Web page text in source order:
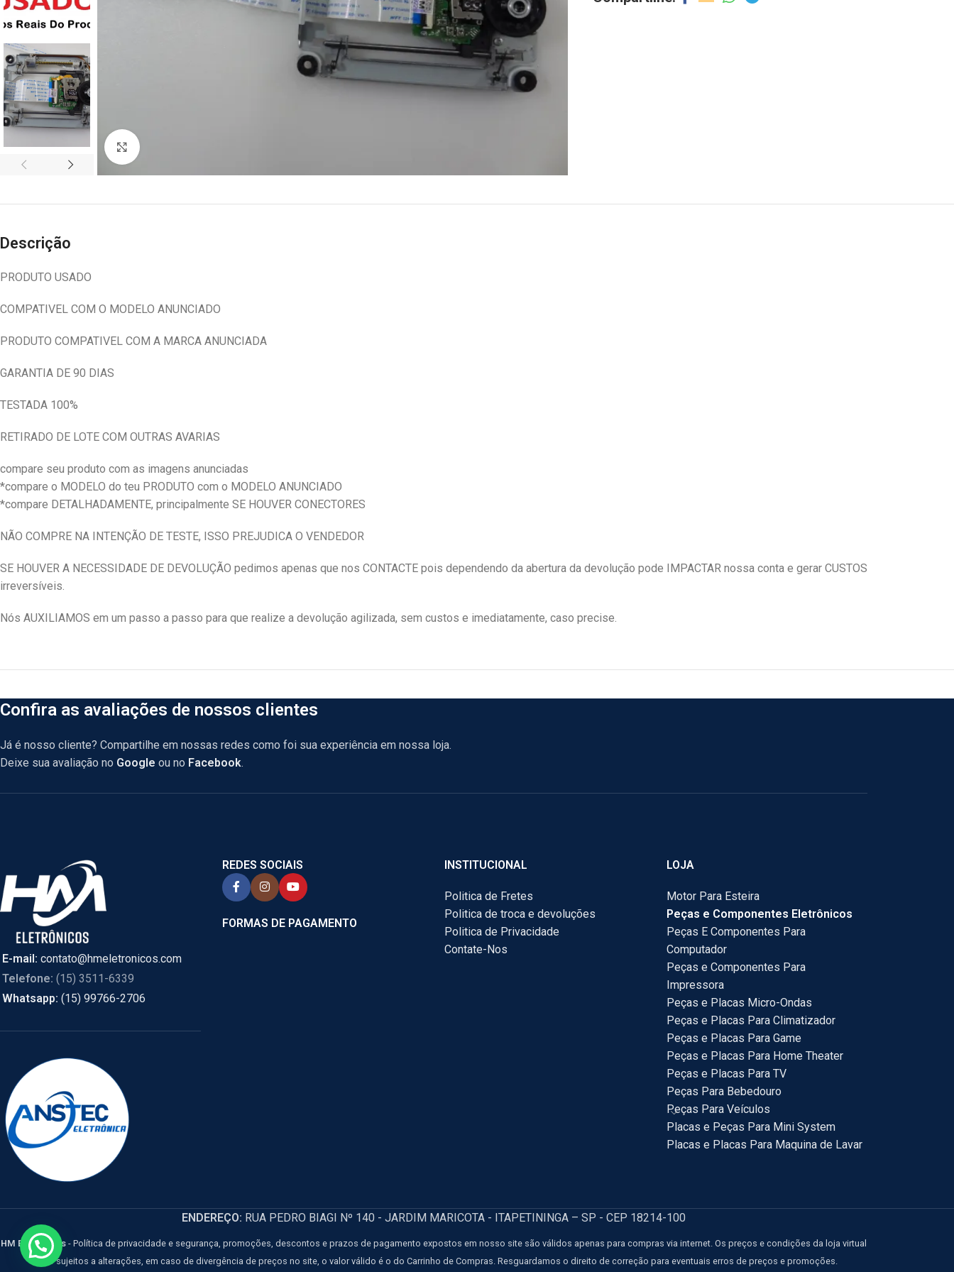
Descrição
PRODUTO USADO
COMPATIVEL COM O MODELO ANUNCIADO
PRODUTO COMPATIVEL COM A MARCA ANUNCIADA
GARANTIA DE 90 DIAS
TESTADA 100%
RETIRADO DE LOTE COM OUTRAS AVARIAS
compare seu produto com as imagens anunciadas
*compare o MODELO do teu PRODUTO com o MODELO ANUNCIADO
*compare DETALHADAMENTE, principalmente SE HOUVER CONECTORES
NÃO COMPRE NA INTENÇÃO DE TESTE, ISSO PREJUDICA O VENDEDOR
SE HOUVER A NECESSIDADE DE DEVOLUÇÃO pedimos apenas que nos CONTACTE pois dependendo da abertura da devolução pode IMPACTAR nossa conta e gerar CUSTOS
irreversíveis.
Nós AUXILIAMOS em um passo a passo para que realize a devolução agilizada, sem custos e imediatamente, caso precise.
Confira as avaliações de nossos clientes
Já é nosso cliente? Compartilhe em nossas redes como foi sua experiência em nossa loja.
Deixe sua avaliação no Google ou no Facebook.
E-mail: contato@hmeletronicos.com
Telefone: (15) 3511-6339
Whatsapp: (15) 99766-2706
REDES SOCIAIS
FORMAS DE PAGAMENTO
INSTITUCIONAL
Politica de Fretes
Politica de troca e devoluções
Politica de Privacidade
Contate-Nos
LOJA
Motor Para Esteira
Peças e Componentes Eletrônicos
Peças E Componentes Para
Computador
Peças e Componentes Para
Impressora
Peças e Placas Micro-Ondas
Peças e Placas Para Climatizador
Peças e Placas Para Game
Peças e Placas Para Home Theater
Peças e Placas Para TV
Peças Para Bebedouro
Peças Para Veículos
Placas e Peças Para Mini System
Placas e Placas Para Maquina de Lavar
ENDEREÇO: RUA PEDRO BIAGI Nº 140 - JARDIM MARICOTA - ITAPETININGA – SP - CEP 18214-100
HM Eletrônicos - Política de privacidade e segurança, promoções, descontos e prazos de pagamento expostos em nosso site são válidos apenas para compras via internet. Os preços e condições da loja virtual
estão sujeitos a alterações, em caso de divergência de preços no site, o valor válido é o do Carrinho de Compras. Resguardamos o direito de correção para eventuais erros de preços e promoções.